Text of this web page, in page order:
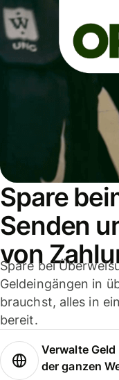
Spare
Senden
von
Spare bei
Geldeingängen in
brauchst, alles in
bereit.
Verwalte
der ganzen